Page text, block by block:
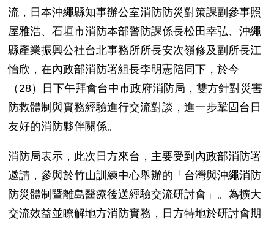
流，日本沖繩縣知事辦公室消防防災對策課副參事照
屋雅浩、石垣市消防本部警防課係長松田幸弘、沖繩
縣產業振興公社台北事務所所長安次嶺修及副所長江
怡欣，在內政部消防署組長李明憲陪同下，於今
（28）日下午拜會台中市政府消防局，雙方針對災害
防救體制與實務經驗進行交流對談，進一步鞏固台日
友好的消防夥伴關係。
消防局表示，此次日方來台，主要受到內政部消防署
邀請，參與於竹山訓練中心舉辦的「台灣與沖繩消防
防災體制暨離島醫療後送經驗交流研討會」。為擴大
交流效益並瞭解地方消防實務，日方特地於研討會期